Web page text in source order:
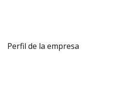
Perfil de la empresa